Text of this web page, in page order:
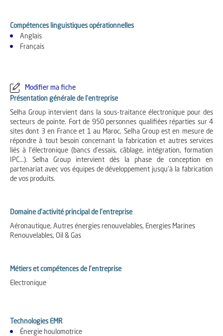
Compétences linguistiques opérationnelles
Anglais
Français
Modifier ma fiche
Présentation générale de l'entreprise
Selha Group intervient dans la sous-traitance électronique pour des
secteurs de pointe. Fort de 950 personnes qualifiées réparties sur 4
sites dont 3 en France et 1 au Maroc, Selha Group est en mesure de
répondre à tout besoin concernant la fabrication et autres services
liés à l'électronique (bancs d'essais, câblage, intégration, formation
IPC...). Selha Group intervient dès la phase de conception en
partenariat avec vos équipes de développement jusqu'à la fabrication
de vos produits.
Domaine d'activité principal de l'entreprise
Aéronautique, Autres énergies renouvelables, Energies Marines
Renouvelables, Oil & Gas
Métiers et compétences de l'entreprise
Electronique
Technologies EMR
Énergie houlomotrice